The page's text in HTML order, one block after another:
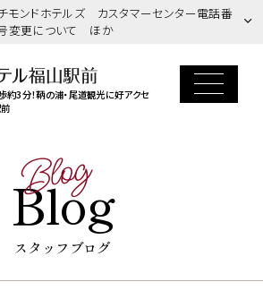
チモンドホテルズ カスタマーセンター電話番
変更について ほか
約3分！鞆の浦・尾道観光に好アクセ
Blog
Blog
スタッフブログ